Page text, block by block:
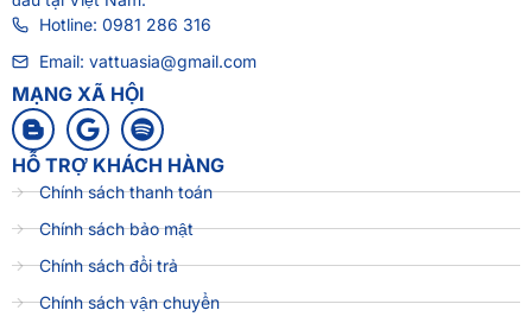
Hotline: 0981 286 316
Email: vattuasia@gmail.com
MẠNG XÃ HỘI
HỖ TRỢ KHÁCH HÀNG
Chính sách thanh toán
Chính sách bảo mật
Chính sách đổi trả
Chính sách vận chuyển